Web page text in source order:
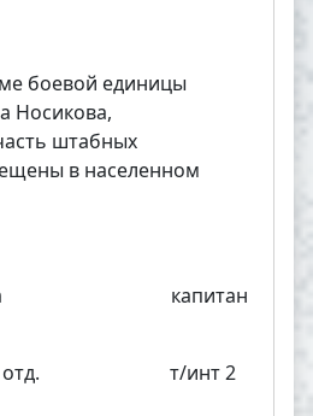
боевой единицы
Носикова,
штабных
в населенном
штаба капитан
отд. т/инт 2